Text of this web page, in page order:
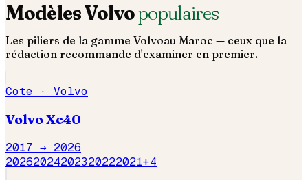
ModèlesVolvopopulaires
Les piliers de la gamme Volvoau Maroc — ceux que la
rédaction recommande d'examiner en premier.
Cote · Volvo
VolvoXc40
2017 → 2026
20262024202320222021+4